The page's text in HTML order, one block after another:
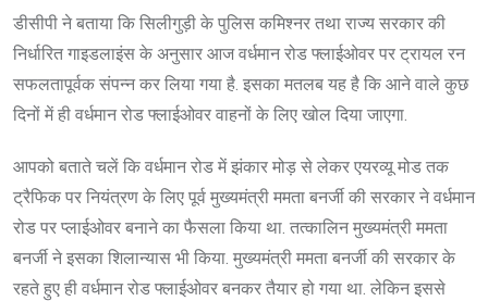
डीसीपी ने बताया कि सिलीगुड़ी के पुलिस कमिश्नर तथा राज्य सरकार की
निर्धारित गाइडलाइंस के अनुसार आज वर्धमान रोड फ्लाईओवर पर ट्रायल रन
सफलतापूर्वक संपन्न कर लिया गया है. इसका मतलब यह है कि आने वाले कुछ
दिनों में ही वर्धमान रोड फ्लाईओवर वाहनों के लिए खोल दिया जाएगा.
आपको बताते चलें कि वर्धमान रोड में झंकार मोड़ से लेकर एयरव्यू मोड तक
ट्रैफिक पर नियंत्रण के लिए पूर्व मुख्यमंत्री ममता बनर्जी की सरकार ने वर्धमान
रोड पर प्लाईओवर बनाने का फैसला किया था. तत्कालिन मुख्यमंत्री ममता
बनर्जी ने इसका शिलान्यास भी किया. मुख्यमंत्री ममता बनर्जी की सरकार के
रहते हुए ही वर्धमान रोड फ्लाईओवर बनकर तैयार हो गया था. लेकिन इससे